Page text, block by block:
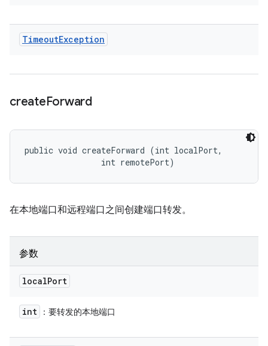
TimeoutException
createForward
public void createForward (int localPort,
                int remotePort)
在本地端口和远程端口之间创建端口转发。
参数
localPort
int ：要转发的本地端口